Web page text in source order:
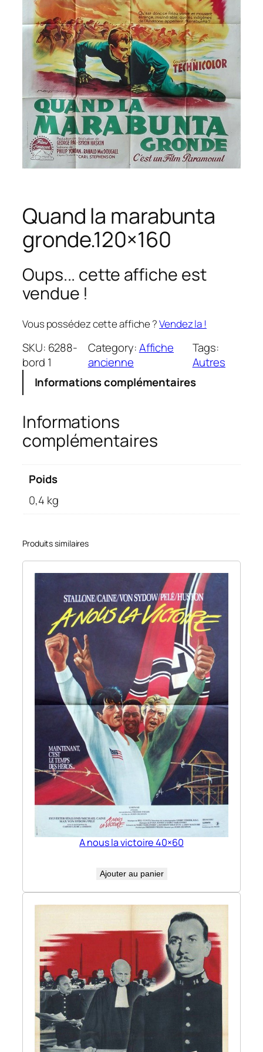
Quand la marabunta
gronde.120×160
Oups... cette affiche est
vendue !
Vous possédez cette affiche ?Vendez la !
SKU: 6288-
bord 1
Category:Affiche
ancienne
Tags:
Autres
Informations complémentaires
Informations
complémentaires
Poids
0,4 kg
Produits similaires
A nous la victoire 40×60
Ajouter au panier